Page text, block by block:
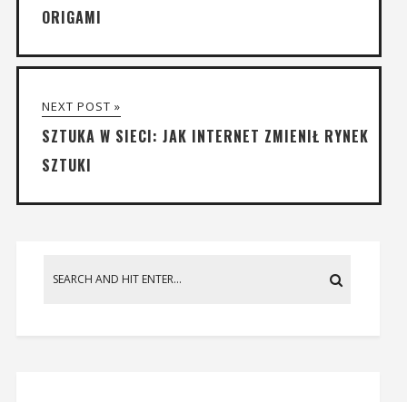
ORIGAMI
NEXT POST »
SZTUKA W SIECI: JAK INTERNET ZMIENIŁ RYNEK
SZTUKI